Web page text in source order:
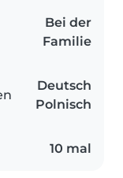
Bei der
Familie
Deutsch
Polnisch
10 mal